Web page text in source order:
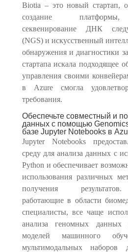
Biotia – это новый стартап,
создание
секвенирование ДНК
(NGS) и искусственный
обнаружения и диагностики
стартапа искала подходящее
управления своими
в Azure смогла
требования.
Обеспечьте совместный и
данных с помощью
базе Jupyter Notebooks в
Jupyter Notebooks
среду для анализа данных с
Python и обеспечивает
использования различных
получения
работающие в области
специалисты, все чаще
анализа геномных
моделей машинного
мультимодальных наборов